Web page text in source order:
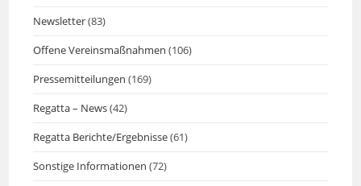
Newsletter(83)
Offene Vereinsmaßnahmen (106)
Pressemitteilungen (169)
Regatta – News(42)
Regatta Berichte/Ergebnisse(61)
Sonstige Informationen (72)